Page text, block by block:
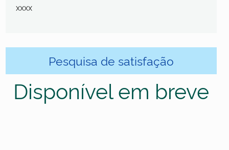
xxxx
Pesquisa de satisfação
Disponível em breve